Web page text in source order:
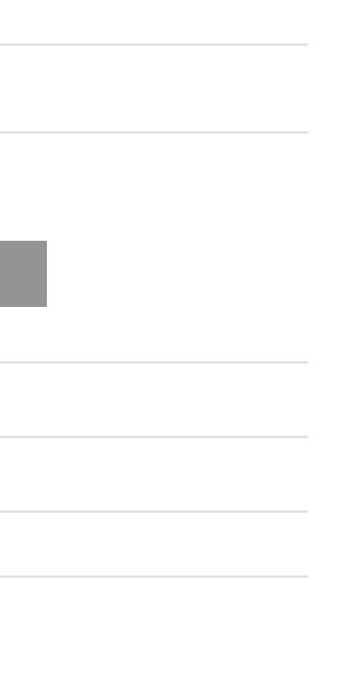
Elefante
New York Giraffa